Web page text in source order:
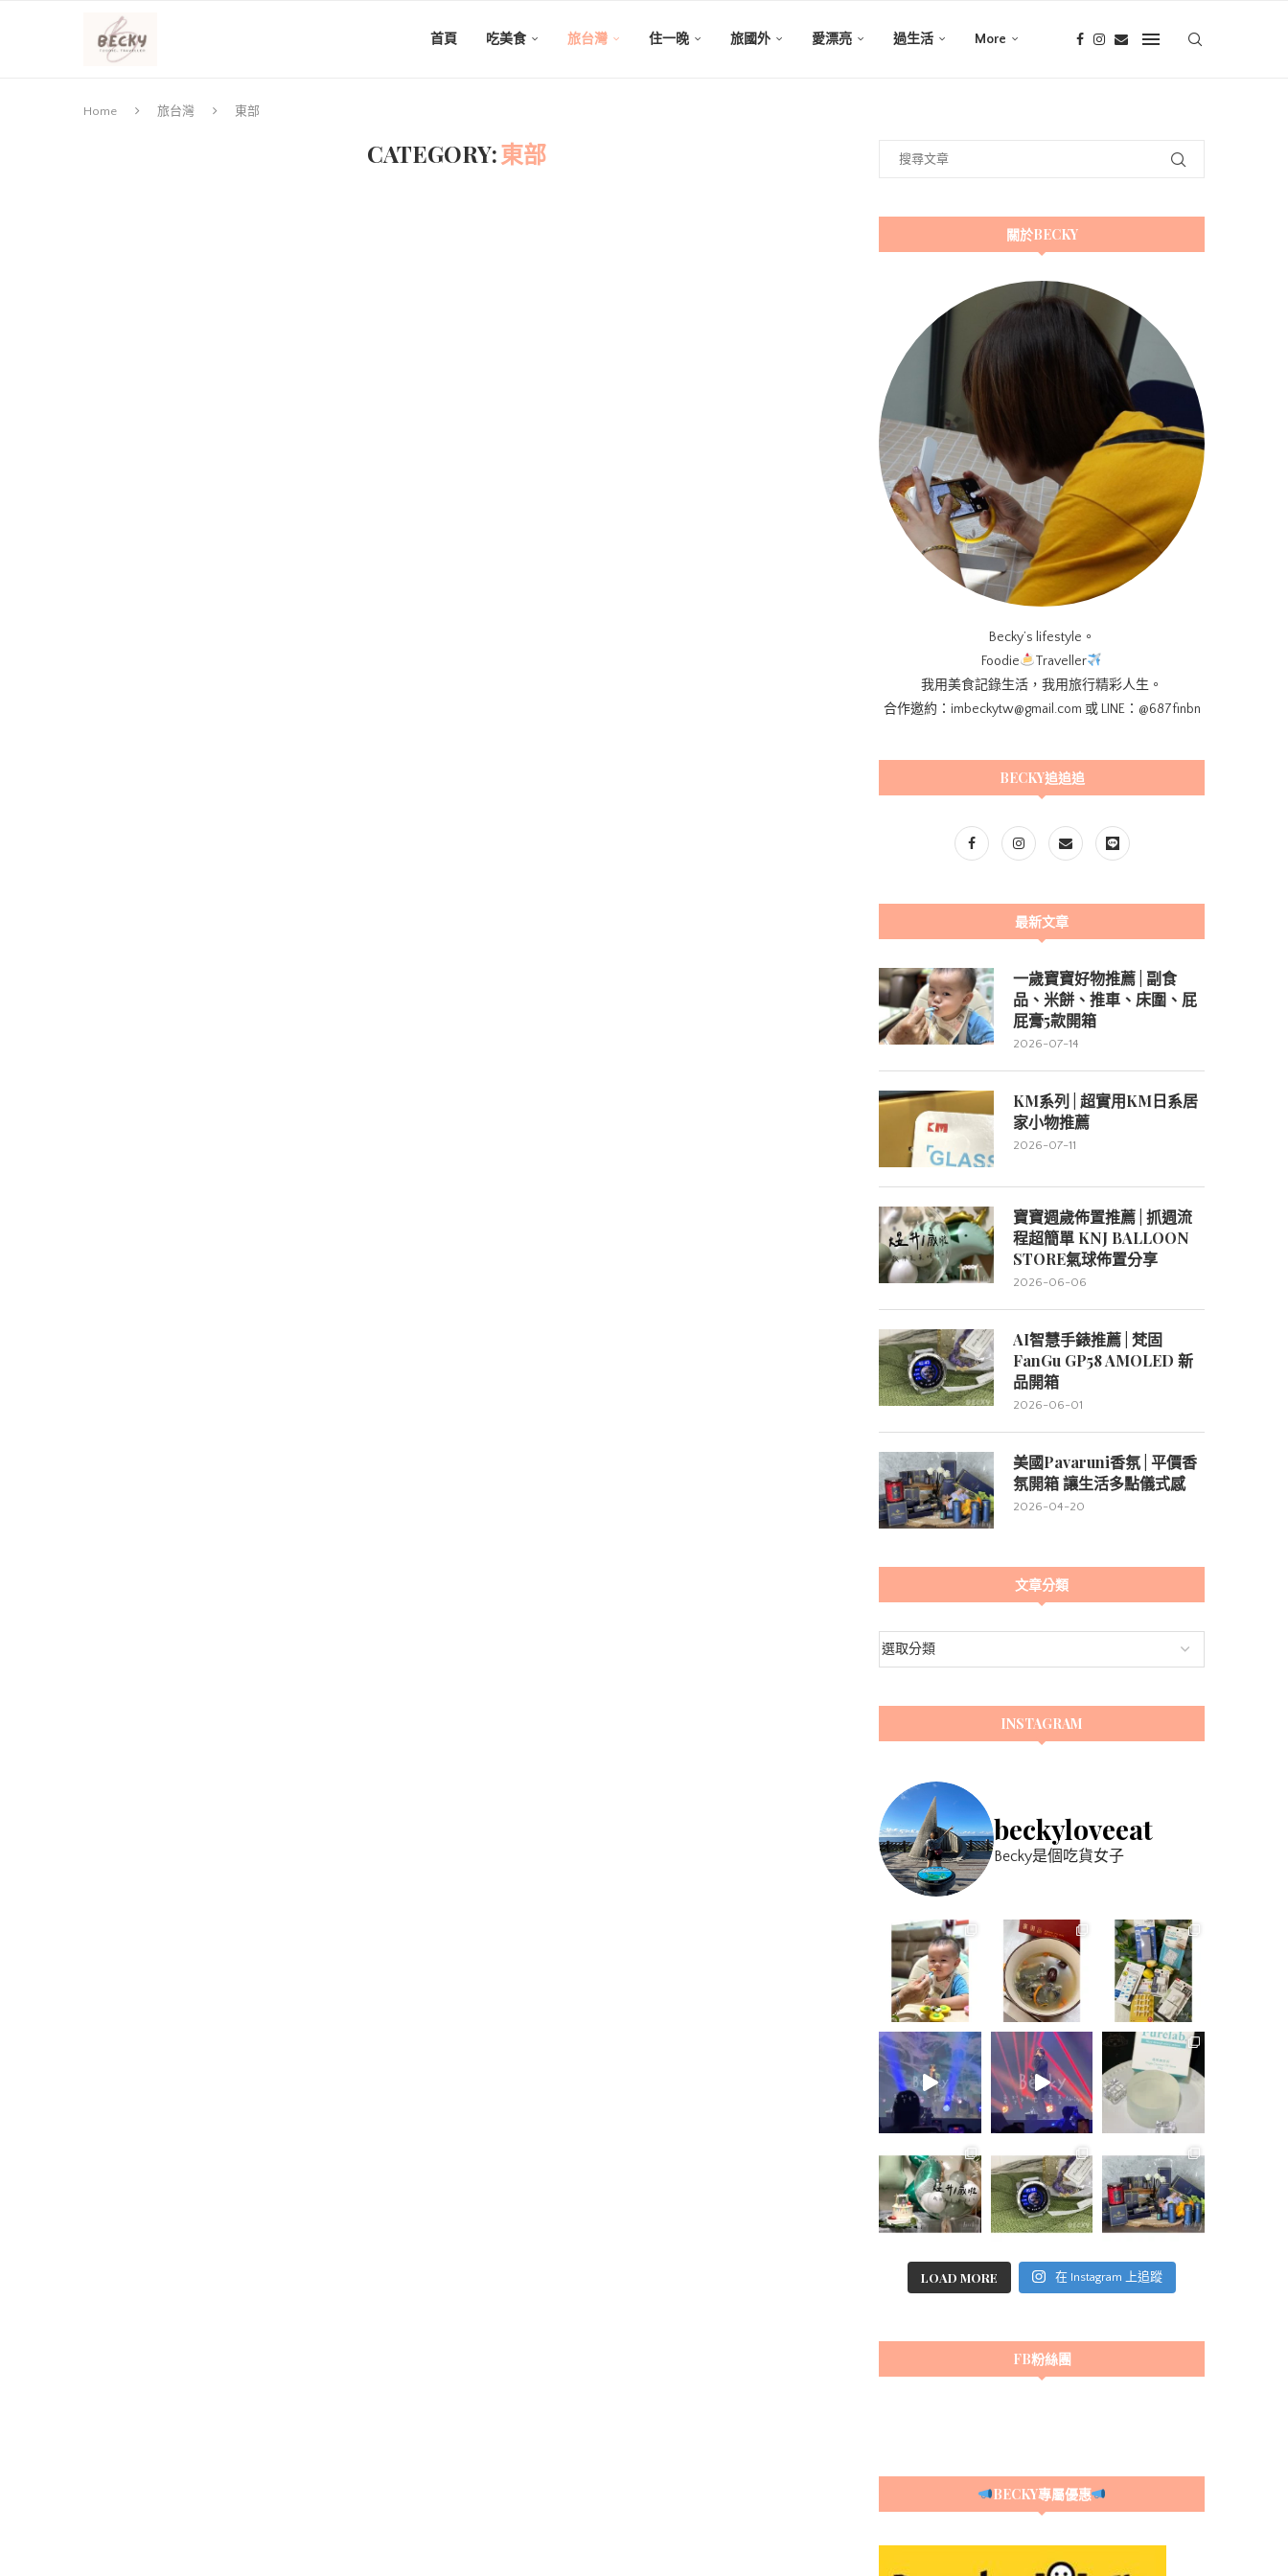
首頁 吃美食 旅台灣 住一晚 旅國外 愛漂亮 過生活 More
Home 旅台灣 東部
CATEGORY:東部
關於BECKY
Becky’s lifestyle。
Foodie
Traveller
我用美食記錄生活，我用旅行精彩人生。
合作邀約：imbeckytw@gmail.com 或 LINE：@687finbn
BECKY追追追
最新文章
一歲寶寶好物推薦 | 副食
品、米餅、推車、床圍、屁
屁膏5款開箱
2026-07-14
KM系列 | 超實用KM日系居
家小物推薦
2026-07-11
寶寶週歲佈置推薦 | 抓週流
程超簡單 KNJ BALLOON
STORE氣球佈置分享
2026-06-06
AI智慧手錶推薦 | 梵固
FanGu GP58 AMOLED 新
品開箱
2026-06-01
美國Pavaruni香氛 | 平價香
氛開箱 讓生活多點儀式感
2026-04-20
文章分類
INSTAGRAM
beckyloveeat
Becky是個吃貨女子
LOAD MORE 在 Instagram 上追蹤
FB粉絲團
BECKY專屬優惠